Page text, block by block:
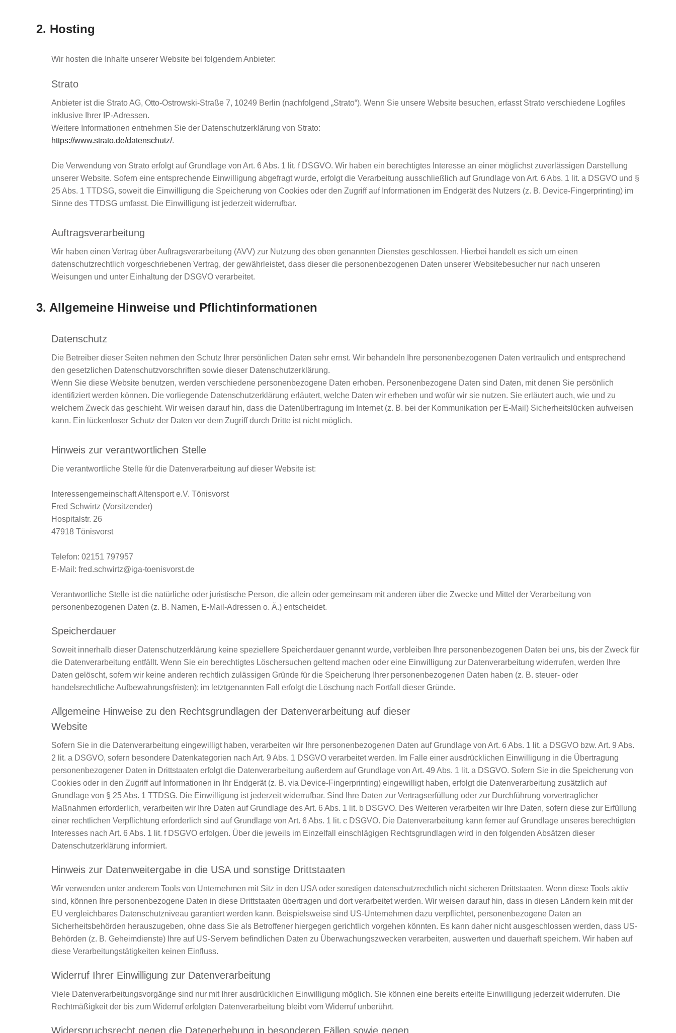
2. Hosting
Wir hosten die Inhalte unserer Website bei folgendem Anbieter:
Strato
Anbieter ist die Strato AG, Otto-Ostrowski-Straße 7, 10249 Berlin (nachfolgend „Strato“). Wenn Sie unsere Website besuchen, erfasst Strato verschiedene Logfiles
inklusive Ihrer IP-Adressen.
Weitere Informationen entnehmen Sie der Datenschutzerklärung von Strato:
https://www.strato.de/datenschutz/.
Die Verwendung von Strato erfolgt auf Grundlage von Art. 6 Abs. 1 lit. f DSGVO. Wir haben ein berechtigtes Interesse an einer möglichst zuverlässigen Darstellung
unserer Website. Sofern eine entsprechende Einwilligung abgefragt wurde, erfolgt die Verarbeitung ausschließlich auf Grundlage von Art. 6 Abs. 1 lit. a DSGVO und §
25 Abs. 1 TTDSG, soweit die Einwilligung die Speicherung von Cookies oder den Zugriff auf Informationen im Endgerät des Nutzers (z. B. Device-Fingerprinting) im
Sinne des TTDSG umfasst. Die Einwilligung ist jederzeit widerrufbar.
Auftragsverarbeitung
Wir haben einen Vertrag über Auftragsverarbeitung (AVV) zur Nutzung des oben genannten Dienstes geschlossen. Hierbei handelt es sich um einen
datenschutzrechtlich vorgeschriebenen Vertrag, der gewährleistet, dass dieser die personenbezogenen Daten unserer Websitebesucher nur nach unseren
Weisungen und unter Einhaltung der DSGVO verarbeitet.
3. Allgemeine Hinweise und Pflichtinformationen
Datenschutz
Die Betreiber dieser Seiten nehmen den Schutz Ihrer persönlichen Daten sehr ernst. Wir behandeln Ihre personenbezogenen Daten vertraulich und entsprechend
den gesetzlichen Datenschutzvorschriften sowie dieser Datenschutzerklärung.
Wenn Sie diese Website benutzen, werden verschiedene personenbezogene Daten erhoben. Personenbezogene Daten sind Daten, mit denen Sie persönlich
identifiziert werden können. Die vorliegende Datenschutzerklärung erläutert, welche Daten wir erheben und wofür wir sie nutzen. Sie erläutert auch, wie und zu
welchem Zweck das geschieht. Wir weisen darauf hin, dass die Datenübertragung im Internet (z. B. bei der Kommunikation per E-Mail) Sicherheitslücken aufweisen
kann. Ein lückenloser Schutz der Daten vor dem Zugriff durch Dritte ist nicht möglich.
Hinweis zur verantwortlichen Stelle
Die verantwortliche Stelle für die Datenverarbeitung auf dieser Website ist:
Interessengemeinschaft Altensport e.V. Tönisvorst
Fred Schwirtz (Vorsitzender)
Hospitalstr. 26
47918 Tönisvorst
Telefon: 02151 797957
E-Mail: fred.schwirtz@iga-toenisvorst.de
Verantwortliche Stelle ist die natürliche oder juristische Person, die allein oder gemeinsam mit anderen über die Zwecke und Mittel der Verarbeitung von
personenbezogenen Daten (z. B. Namen, E-Mail-Adressen o. Ä.) entscheidet.
Speicherdauer
Soweit innerhalb dieser Datenschutzerklärung keine speziellere Speicherdauer genannt wurde, verbleiben Ihre personenbezogenen Daten bei uns, bis der Zweck für
die Datenverarbeitung entfällt. Wenn Sie ein berechtigtes Löschersuchen geltend machen oder eine Einwilligung zur Datenverarbeitung widerrufen, werden Ihre
Daten gelöscht, sofern wir keine anderen rechtlich zulässigen Gründe für die Speicherung Ihrer personenbezogenen Daten haben (z. B. steuer- oder
handelsrechtliche Aufbewahrungsfristen); im letztgenannten Fall erfolgt die Löschung nach Fortfall dieser Gründe.
Allgemeine Hinweise zu den Rechtsgrundlagen der Datenverarbeitung auf dieser
Website
Sofern Sie in die Datenverarbeitung eingewilligt haben, verarbeiten wir Ihre personenbezogenen Daten auf Grundlage von Art. 6 Abs. 1 lit. a DSGVO bzw. Art. 9 Abs.
2 lit. a DSGVO, sofern besondere Datenkategorien nach Art. 9 Abs. 1 DSGVO verarbeitet werden. Im Falle einer ausdrücklichen Einwilligung in die Übertragung
personenbezogener Daten in Drittstaaten erfolgt die Datenverarbeitung außerdem auf Grundlage von Art. 49 Abs. 1 lit. a DSGVO. Sofern Sie in die Speicherung von
Cookies oder in den Zugriff auf Informationen in Ihr Endgerät (z. B. via Device-Fingerprinting) eingewilligt haben, erfolgt die Datenverarbeitung zusätzlich auf
Grundlage von § 25 Abs. 1 TTDSG. Die Einwilligung ist jederzeit widerrufbar. Sind Ihre Daten zur Vertragserfüllung oder zur Durchführung vorvertraglicher
Maßnahmen erforderlich, verarbeiten wir Ihre Daten auf Grundlage des Art. 6 Abs. 1 lit. b DSGVO. Des Weiteren verarbeiten wir Ihre Daten, sofern diese zur Erfüllung
einer rechtlichen Verpflichtung erforderlich sind auf Grundlage von Art. 6 Abs. 1 lit. c DSGVO. Die Datenverarbeitung kann ferner auf Grundlage unseres berechtigten
Interesses nach Art. 6 Abs. 1 lit. f DSGVO erfolgen. Über die jeweils im Einzelfall einschlägigen Rechtsgrundlagen wird in den folgenden Absätzen dieser
Datenschutzerklärung informiert.
Hinweis zur Datenweitergabe in die USA und sonstige Drittstaaten
Wir verwenden unter anderem Tools von Unternehmen mit Sitz in den USA oder sonstigen datenschutzrechtlich nicht sicheren Drittstaaten. Wenn diese Tools aktiv
sind, können Ihre personenbezogene Daten in diese Drittstaaten übertragen und dort verarbeitet werden. Wir weisen darauf hin, dass in diesen Ländern kein mit der
EU vergleichbares Datenschutzniveau garantiert werden kann. Beispielsweise sind US-Unternehmen dazu verpflichtet, personenbezogene Daten an
Sicherheitsbehörden herauszugeben, ohne dass Sie als Betroffener hiergegen gerichtlich vorgehen könnten. Es kann daher nicht ausgeschlossen werden, dass US-
Behörden (z. B. Geheimdienste) Ihre auf US-Servern befindlichen Daten zu Überwachungszwecken verarbeiten, auswerten und dauerhaft speichern. Wir haben auf
diese Verarbeitungstätigkeiten keinen Einfluss.
Widerruf Ihrer Einwilligung zur Datenverarbeitung
Viele Datenverarbeitungsvorgänge sind nur mit Ihrer ausdrücklichen Einwilligung möglich. Sie können eine bereits erteilte Einwilligung jederzeit widerrufen. Die
Rechtmäßigkeit der bis zum Widerruf erfolgten Datenverarbeitung bleibt vom Widerruf unberührt.
Widerspruchsrecht gegen die Datenerhebung in besonderen Fällen sowie gegen